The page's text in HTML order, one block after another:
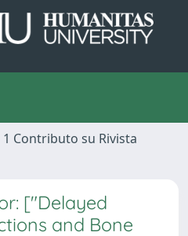
1 Contributo su Rivista
["Delayed
and Bone